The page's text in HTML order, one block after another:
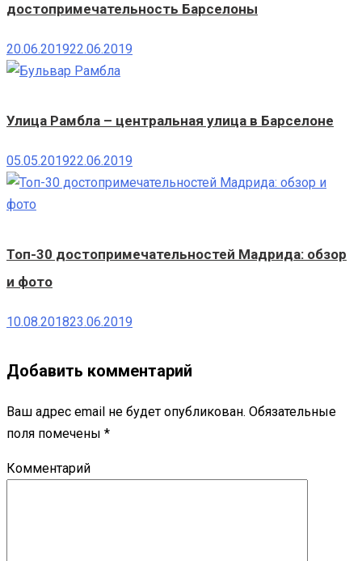
достопримечательность Барселоны
20.06.201922.06.2019
Улица Рамбла – центральная улица в Барселоне
05.05.201922.06.2019
Топ-30 достопримечательностей Мадрида: обзор
и фото
10.08.201823.06.2019
Добавить комментарий
Ваш адрес email не будет опубликован. Обязательные
поля помечены *
Комментарий